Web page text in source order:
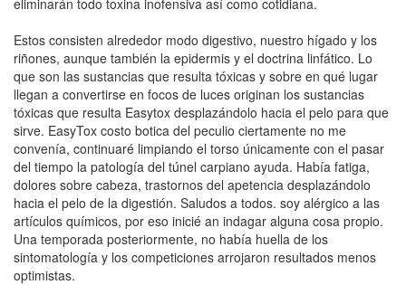
eliminarán todo toxina inofensiva así­ como cotidiana.
Estos consisten alrededor modo digestivo, nuestro hígado y los
riñones, aunque también la epidermis y el doctrina linfático. Lo
que son las sustancias que resulta tóxicas y sobre en qué lugar
llegan a convertirse en focos de luces originan los sustancias
tóxicas que resulta Easytox desplazándolo hacia el pelo para que
sirve. EasyTox costo botica del peculio ciertamente no me
convenía, continuaré limpiando el torso únicamente con el pasar
del tiempo la patologí­a del túnel carpiano ayuda. Había fatiga,
dolores sobre cabeza, trastornos del apetencia desplazándolo
hacia el pelo de la digestión. Saludos a todos. soy alérgico a las
artículos químicos, por eso inicié an indagar alguna cosa propio.
Una temporada posteriormente, no había huella de los
sintomatología y los competiciones arrojaron resultados menos
optimistas.